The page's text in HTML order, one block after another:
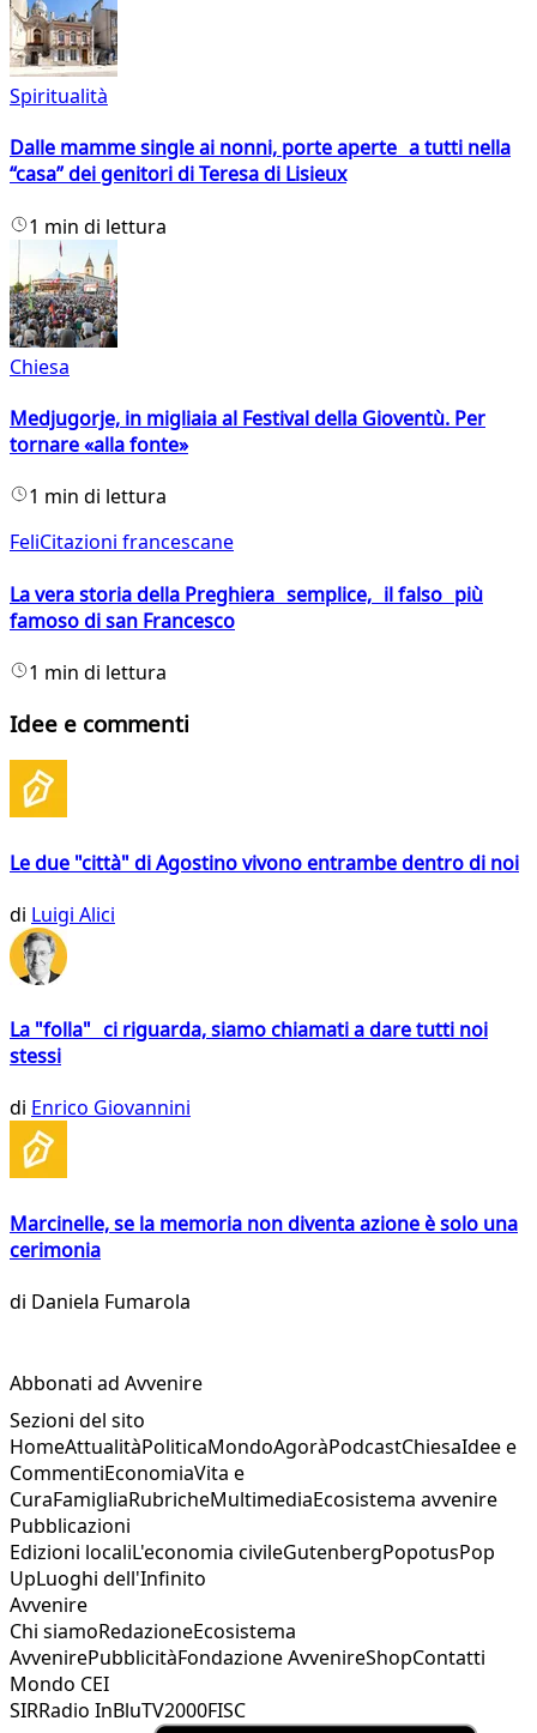
Spiritualità
Dalle mamme single ai nonni, porte aperte a tutti nella
“casa” dei genitori di Teresa di Lisieux
1 min di lettura
Chiesa
Medjugorje, in migliaia al Festival della Gioventù. Per
tornare «alla fonte»
1 min di lettura
FeliCitazioni francescane
La vera storia della Preghiera semplice, il falso più
famoso di san Francesco
1 min di lettura
Idee e commenti
Le due "città" di Agostino vivono entrambe dentro di noi
di Luigi Alici
La "folla" ci riguarda, siamo chiamati a dare tutti noi
stessi
di Enrico Giovannini
Marcinelle, se la memoria non diventa azione è solo una
cerimonia
di Daniela Fumarola
Abbonati ad Avvenire
Sezioni del sito
HomeAttualitàPoliticaMondoAgoràPodcastChiesaIdee e
CommentiEconomiaVita e
CuraFamigliaRubricheMultimediaEcosistema avvenire
Pubblicazioni
Edizioni localiL'economia civileGutenbergPopotusPop
UpLuoghi dell'Infinito
Avvenire
Chi siamoRedazioneEcosistema
AvvenirePubblicitàFondazione AvvenireShopContatti
Mondo CEI
SIRRadio InBluTV2000FISC